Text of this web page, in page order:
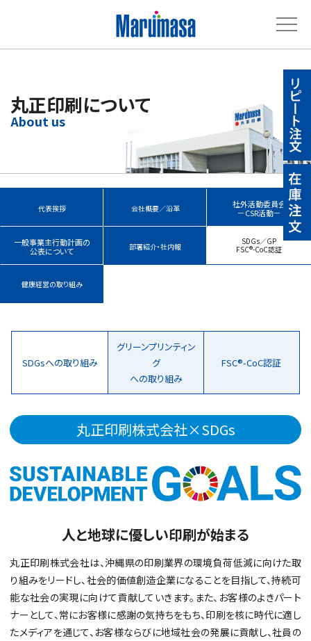
丸正印刷について
代表挨拶 会社概要／沿革
社外活動委員会
－CSR活動－
一般事業主行動計画の
公表について
部署紹介・社内報
SDGs／GP
FSC®-CoC認証
健康経営の取り組み
SDGsへの取り組み
グリーンプリンティン
グ
への取り組み
FSC®-CoC認証
丸正印刷株式会社×SDGs
人と地球に優しい印刷が始まる
丸正印刷株式会社は、沖縄県の印刷業界の環境負荷低減に向けた取
り組みをリードし、社会的価値創造企業になることを目指して、持続可
能な社会の実現に向けて貢献していきます。また、お客様のよきパート
ナーとして、常にお客様に感謝の気持ちをもち、印刷を核に時代に適し
たメディアを通じて、お客様ならびに地域社会の発展に貢献し、社員の